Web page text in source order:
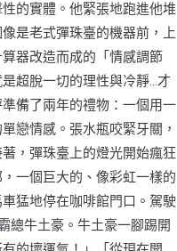
的實體。他緊張地跑進他堆
是老式彈珠臺的機器前，上
器改造而成的「情感調節
超脫一切的理性與冷靜…才
備了兩年的禮物：一個用一
戀情感。張水瓶咬緊牙關，
，彈珠臺上的燈光開始瘋狂
一個巨大的、像彩虹一樣的
猛地停在咖啡館門口。駕駛
總牛土豪。牛土豪一腳踢開